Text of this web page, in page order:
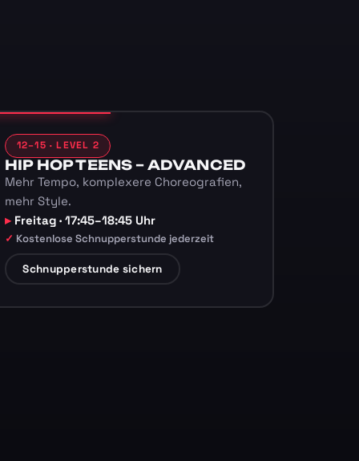
12–15 · LEVEL 2
HIP HOP TEENS – ADVANCED
Mehr Tempo, komplexere Choreografien,
mehr Style.
Freitag · 17:45–18:45 Uhr
Kostenlose Schnupperstunde jederzeit
Schnupperstunde sichern